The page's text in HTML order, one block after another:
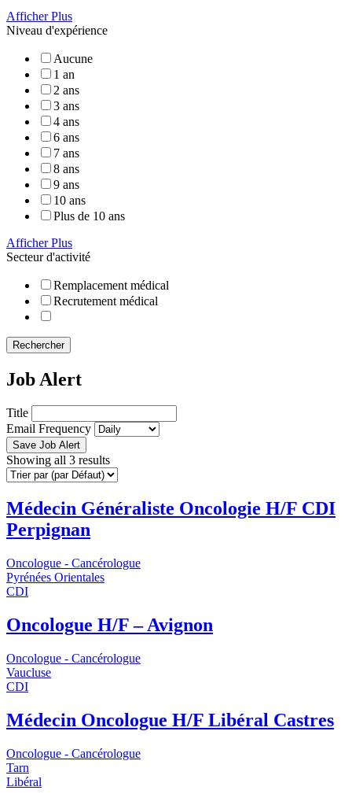
Afficher Plus
Niveau d'expérience
Aucune
1 an
2 ans
3 ans
4 ans
6 ans
7 ans
8 ans
9 ans
10 ans
Plus de 10 ans
Afficher Plus
Secteur d'activité
Remplacement médical
Recrutement médical
Rechercher
Job Alert
Title
Email Frequency
Save Job Alert
Showing all 3 results
Médecin Généraliste Oncologie H/F CDI
Perpignan
Oncologue - Cancérologue
Pyrénées Orientales
CDI
Oncologue H/F – Avignon
Oncologue - Cancérologue
Vaucluse
CDI
Médecin Oncologue H/F Libéral Castres
Oncologue - Cancérologue
Tarn
Libéral